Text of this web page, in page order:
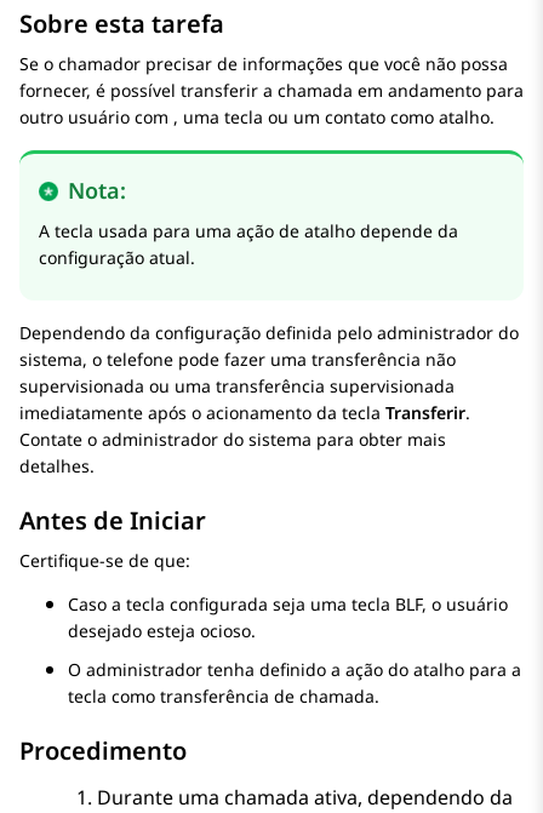
Sobre esta tarefa
Se o chamador precisar de informações que você não possa
fornecer, é possível transferir a chamada em andamento para
outro usuário com , uma tecla ou um contato como atalho.
Nota:
A tecla usada para uma ação de atalho depende da
configuração atual.
Dependendo da configuração definida pelo administrador do
sistema, o telefone pode fazer uma transferência não
supervisionada ou uma transferência supervisionada
imediatamente após o acionamento da tecla Transferir.
Contate o administrador do sistema para obter mais
detalhes.
Antes de Iniciar
Certifique-se de que:
Caso a tecla configurada seja uma tecla BLF, o usuário
desejado esteja ocioso.
O administrador tenha definido a ação do atalho para a
tecla como transferência de chamada.
Procedimento
Durante uma chamada ativa, dependendo da